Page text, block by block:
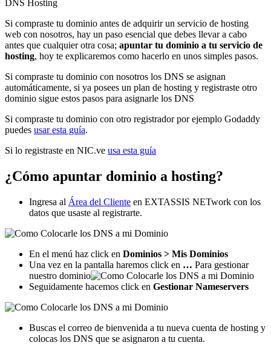
DNS Hosting
Si compraste tu dominio antes de adquirir un servicio de hosting
web con nosotros, hay un paso esencial que debes llevar a cabo
antes que cualquier otra cosa; apuntar tu dominio a tu servicio de
hosting, hoy te explicaremos como hacerlo en unos simples pasos.
Si compraste tu dominio con nosotros los DNS se asignan
automáticamente, si ya posees un plan de hosting y registraste otro
dominio sigue estos pasos para asignarle los DNS
Si compraste tu dominio con otro registrador por ejemplo Godaddy
puedes usar esta guía.
Si lo registraste en NIC.ve usa esta guía
¿Cómo apuntar dominio a hosting?
Ingresa al Área del Cliente en EXTASSIS NETwork con los
datos que usaste al registrarte.
En el menú haz click en Dominios > Mis Dominios
Una vez en la pantalla haremos click en … Para gestionar
nuestro dominio
Seguidamente hacemos click en Gestionar Nameservers
Buscas el correo de bienvenida a tu nueva cuenta de hosting y
colocas los DNS que se asignaron a tu cuenta.